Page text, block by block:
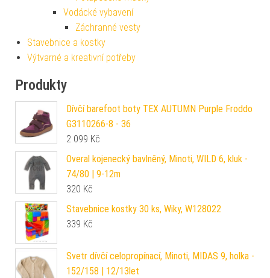
Vodácké vybavení
Záchranné vesty
Stavebnice a kostky
Výtvarné a kreativní potřeby
Produkty
Dívčí barefoot boty TEX AUTUMN Purple Froddo
G3110266-8 - 36
2 099 Kč
Overal kojenecký bavlněný, Minoti, WILD 6, kluk -
74/80 | 9-12m
320 Kč
Stavebnice kostky 30 ks, Wiky, W128022
339 Kč
Svetr dívčí celopropínací, Minoti, MIDAS 9, holka -
152/158 | 12/13let